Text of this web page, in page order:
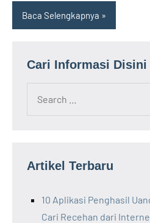
Baca Selengkapnya
Cari Informasi Disini
Artikel Terbaru
10 Aplikasi Penghasil
Cari Recehan dari